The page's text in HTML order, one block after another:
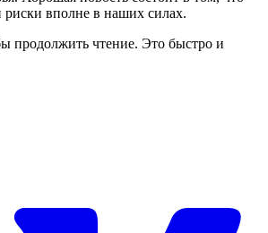
риски вполне в наших силах.
продолжить чтение. Это быстро и